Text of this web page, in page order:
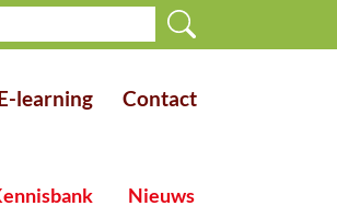
learning Contact
Nieuws